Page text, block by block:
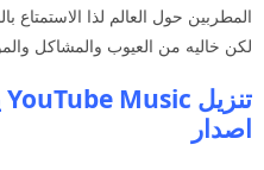
المطربين حول العالم لذا الاستمتاع
لكن خاليه من العيوب والمشاكل
اصدار